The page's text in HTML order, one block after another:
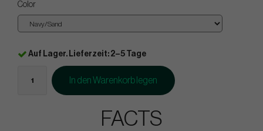
Color
Auf Lager. Lieferzeit: 2–5 Tage
In den Warenkorb legen
FACTS